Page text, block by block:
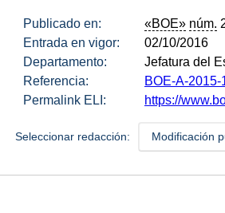
Publicado en: «BOE» núm.
Entrada en vigor:
02/10/2016
Departamento:
Jefatura del
Referencia:
BOE-A-2015-
Permalink ELI:
https://
Seleccionar redacción: Modificación